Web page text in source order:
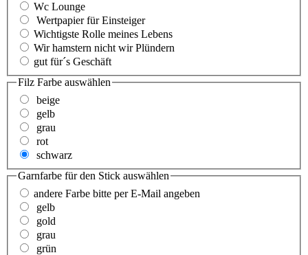
Wc Lounge
Wertpapier für Einsteiger
Wichtigste Rolle meines Lebens
Wir hamstern nicht wir Plündern
gut für´s Geschäft
Filz Farbe auswählen
beige
gelb
grau
rot
schwarz
Garnfarbe für den Stick auswählen
andere Farbe bitte per E-Mail angeben
gelb
gold
grau
grün